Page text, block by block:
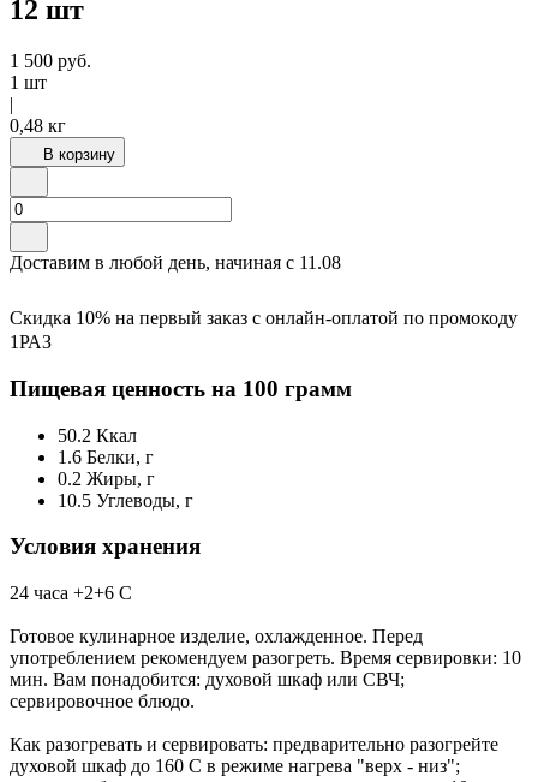
12 шт
1 500 руб.
1 шт
|
0,48 кг
В корзину
Доставим в любой день, начиная с 11.08
Скидка 10% на первый заказ с онлайн-оплатой по промокоду
1РАЗ
Пищевая ценность на 100 грамм
50.2 Ккал
1.6 Белки, г
0.2 Жиры, г
10.5 Углеводы, г
Условия хранения
24 часа +2+6 С
Готовое кулинарное изделие, охлажденное. Перед
употреблением рекомендуем разогреть. Время сервировки: 10
мин. Вам понадобится: духовой шкаф или СВЧ;
сервировочное блюдо.
Как разогревать и сервировать: предварительно разогрейте
духовой шкаф до 160 С в режиме нагрева "верх - низ";